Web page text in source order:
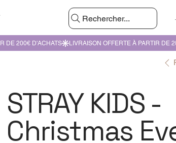
Rechercher... Se
STRAY KIDS -
Christmas